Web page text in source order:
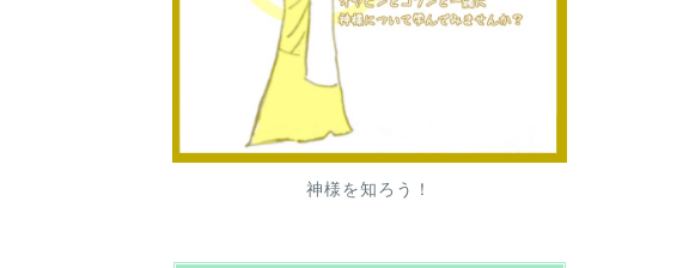
神様を知ろう！